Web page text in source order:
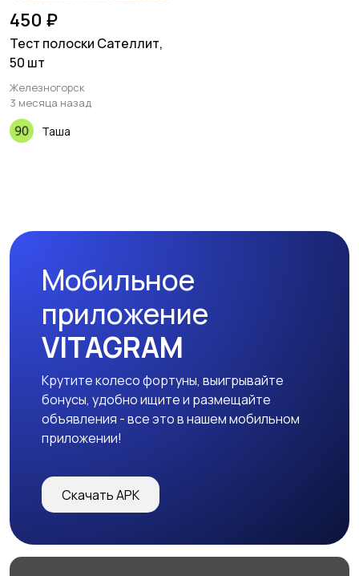
450 ₽
Тест полоски Сателлит,
50 шт
Железногорск
3 месяца назад
Таша
Мобильное
приложение
VITAGRAM
Крутите колесо фортуны, выигрывайте
бонусы, удобно ищите и размещайте
объявления - все это в нашем мобильном
приложении!
Скачать APK